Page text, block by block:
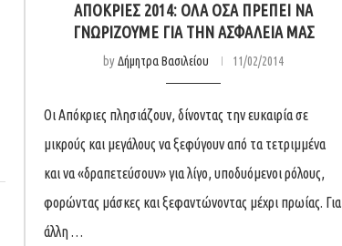
ΑΠΌΚΡΙΕΣ 2014: ΌΛΑ ΌΣΑ ΠΡΈΠΕΙ ΝΑ
ΓΝΩΡΊΖΟΥΜΕ ΓΙΑ ΤΗΝ ΑΣΦΆΛΕΙΑ ΜΑΣ
byΔήμητρα Βασιλείου 11/02/2014
Οι Απόκριες πλησιάζουν, δίνοντας την ευκαιρία σε
μικρούς και μεγάλους να ξεφύγουν από τα τετριμμένα
και να «δραπετεύσουν» για λίγο, υποδυόμενοι ρόλους,
φορώντας μάσκες και ξεφαντώνοντας μέχρι πρωίας. Για
άλλη …